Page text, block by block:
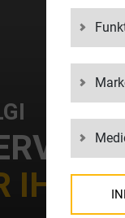
IHNEN